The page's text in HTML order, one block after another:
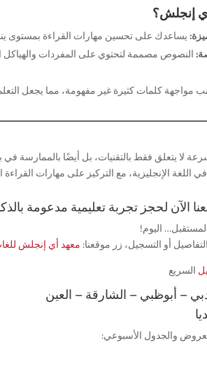
إنجلش؟
يساعدك على تحسين مهارات القراءة بمستوى
النصوص مصممة لتحتوي على المفردات والهياكل
مواجهة كلمات كثيرة غير مفهومة، مما يجعل
لا يتعلق فقط بالتقنيات، بل أيضًا بالممارسة في
الإنجليزية، مع التركيز على مهارات
الآن لحجز تجربة تعليمية مدعومة
اليوم!
أو التسجيل، زر موقعنا:معهد أي إنجلش
السريع
– أبوظبي – الشارقة – العين
والجدول الأسبوعي: